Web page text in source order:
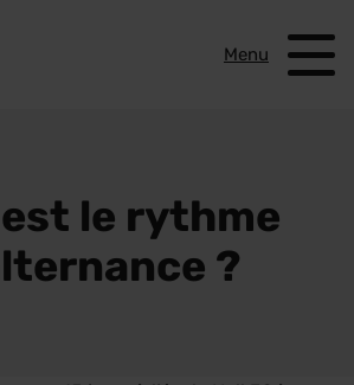
Menu
le rythme
?